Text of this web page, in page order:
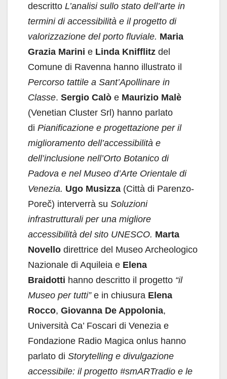
descritto L’analisi sullo stato dell’arte in
termini di accessibilità e il progetto di
valorizzazione del porto fluviale. Maria
Grazia Marini e Linda Knifflitz del
Comune di Ravenna hanno illustrato il
Percorso tattile a Sant’Apollinare in
Classe. Sergio Calò e Maurizio Malè
(Venetian Cluster Srl) hanno parlato
di Pianificazione e progettazione per il
miglioramento dell’accessibilità e
dell’inclusione nell’Orto Botanico di
Padova e nel Museo d’Arte Orientale di
Venezia. Ugo Musizza (Città di Parenzo-
Poreč) interverrà su Soluzioni
infrastrutturali per una migliore
accessibilità del sito UNESCO. Marta
Novello direttrice del Museo Archeologico
Nazionale di Aquileia e Elena
Braidotti hanno descritto il progetto “il
Museo per tutti” e in chiusura Elena
Rocco, Giovanna De Appolonia,
Università Ca’ Foscari di Venezia e
Fondazione Radio Magica onlus hanno
parlato di Storytelling e divulgazione
accessibile: il progetto #smARTradio e le